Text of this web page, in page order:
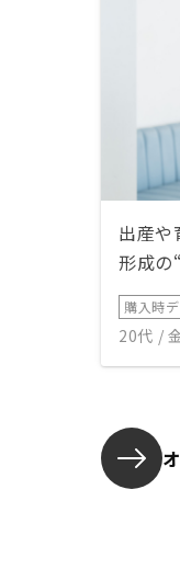
出産や
形成の
購入時
20代 /